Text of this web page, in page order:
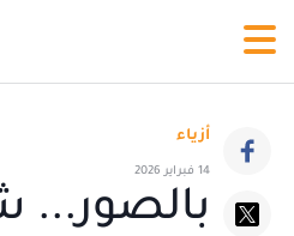
أزياء
14 فبراير 2026
بالصور...